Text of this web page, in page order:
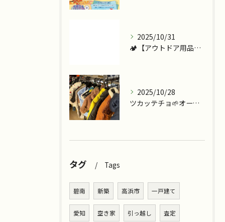
2025/10/31
🏕️【アウトドア用品、今こそ見直しませんか？】
2025/10/28
ツカッテチョ🌱オープンまであと少し💪
タグ Tags
碧南 新築 高浜市 一戸建て
愛知 空き家 引っ越し 査定